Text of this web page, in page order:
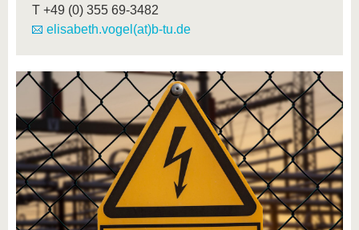
T +49 (0) 355 69-3482
elisabeth.vogel(at)b-tu.de